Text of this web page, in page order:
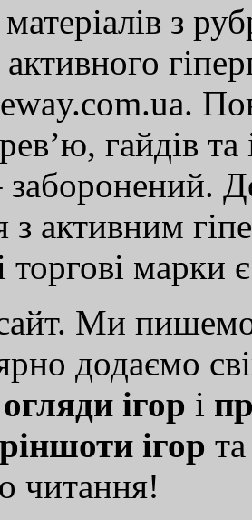
з
активного
гайдів
заборонений.
з активним
торгові марки
Ми
додаємо
огляди ігор і
ігор
читання!